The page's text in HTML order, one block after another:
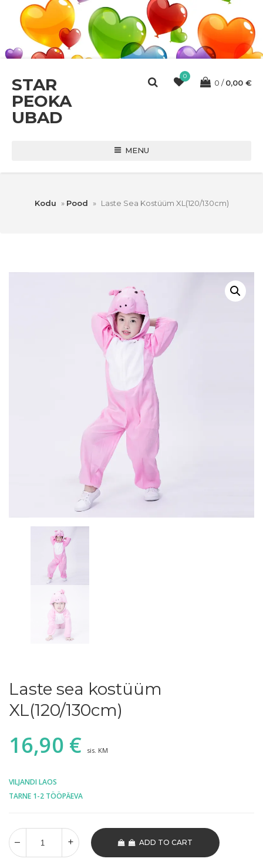
STAR
PEOKA
UBAD
0
0 0,00 €
MENU
Kodu » Pood » Laste Sea Kostüüm XL(120/130cm)
Laste sea kostüüm
XL(120/130cm)
16,90 € sis. KM
VILJANDI LAOS
TARNE 1-2 TÖÖPÄEVA
ADD TO CART